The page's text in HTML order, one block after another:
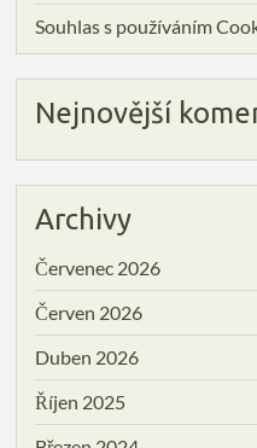
Souhlas s používáním
Nejnovější
Archivy
Červenec 2026
Červen 2026
Duben 2026
Říjen 2025